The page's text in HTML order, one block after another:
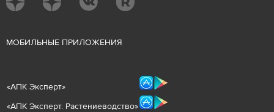
МОБИЛЬНЫЕ ПРИЛОЖЕНИЯ
«АПК Эксперт»
«АПК Эксперт. Растениеводство»